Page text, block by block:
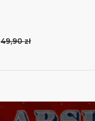
49,90 zł